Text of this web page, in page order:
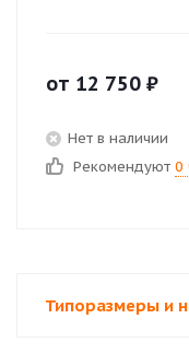
от 12 750 ₽
Нет в наличии
Рекомендуют 0
Типоразмеры и